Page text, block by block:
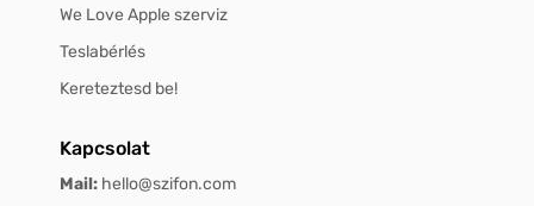
We Love Apple szerviz
Teslabérlés
Kereteztesd be!
Kapcsolat
Mail: hello@szifon.com